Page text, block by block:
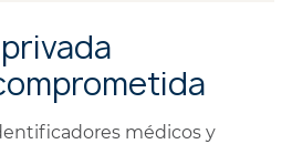
médicos y